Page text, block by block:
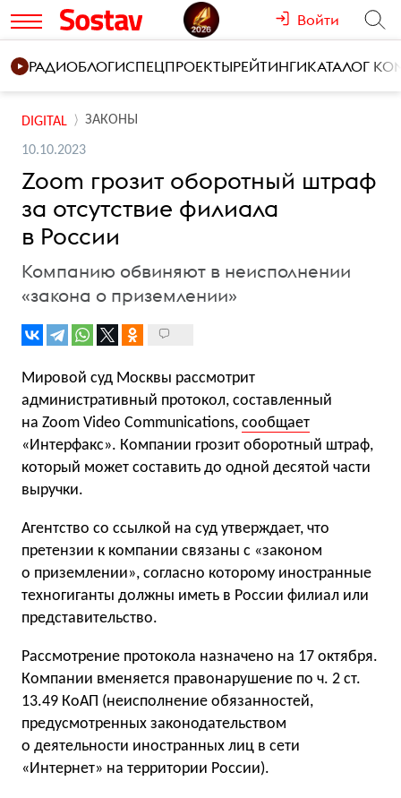
Войти
РАДИОБЛОГИСПЕЦПРОЕКТЫРЕЙТИНГИКАТАЛОГ
DIGITAL ЗАКОНЫ
10.10.2023
Zoom грозит оборотный штраф
за отсутствие филиала
в России
Компанию обвиняют в неисполнении
«закона о приземлении»
Мировой суд Москвы рассмотрит
административный протокол, составленный
на Zoom Video Communications, сообщает
«Интерфакс». Компании грозит оборотный штраф,
который может составить до одной десятой части
выручки.
Агентство со ссылкой на суд утверждает, что
претензии к компании связаны с «законом
о приземлении», согласно которому иностранные
техногиганты должны иметь в России филиал или
представительство.
Рассмотрение протокола назначено на 17 октября.
Компании вменяется правонарушение по ч. 2 ст.
13.49 КоАП (неисполнение обязанностей,
предусмотренных законодательством
о деятельности иностранных лиц в сети
«Интернет» на территории России).